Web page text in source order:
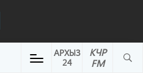
КЧР
FM
АРХЫЗ
24